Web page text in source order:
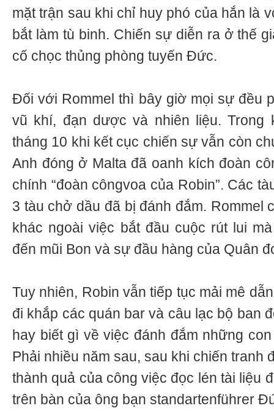
mặt trận sau khi chỉ huy phó của hắn là
bắt làm tù binh. Chiến sự diễn ra ở thế
cố chọc thủng phòng tuyến Đức.
Đối với Rommel thì bây giờ mọi sự đều
vũ khí, đạn dược và nhiên liệu. Trong
tháng 10 khi kết cục chiến sự vẫn còn
Anh đóng ở Malta đã oanh kích đoàn
chính “đoàn côngvoa của Robin”. Các
3 tàu chở dầu đã bị đánh đắm. Rommel
khác ngoài việc bắt đầu cuộc rút lui
đến mũi Bon và sự đầu hàng của Quân
Tuy nhiên, Robin vẫn tiếp tục mải mê
đi khắp các quán bar và câu lạc bộ ban
hay biết gì về việc đánh đắm những
Phải nhiều năm sau, sau khi chiến tranh
thành quả của công việc đọc lén tài liệu
trên bàn của ông bạn standartenführer